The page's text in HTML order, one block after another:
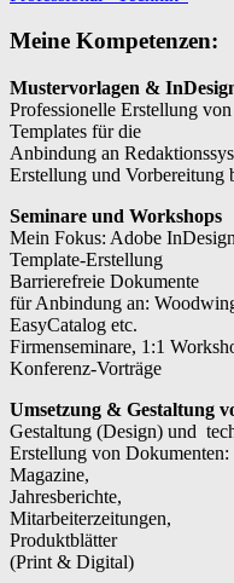
Meine Kompetenzen:
Mustervorlagen &
Professionelle Erstellung
Templates für die
Anbindung an
Erstellung und Vorbereitung
Seminare und Workshops
Mein Fokus: Adobe InDesign
Template-Erstellung
Barrierefreie Dokumente
für Anbindung an:
EasyCatalog etc.
Firmenseminare, 1:1
Konferenz-Vorträge
Umsetzung & Gestaltung
Gestaltung (Design) und
Erstellung von Dokumenten:
Magazine,
Jahresberichte,
Mitarbeiterzeitungen,
Produktblätter
(Print & Digital)